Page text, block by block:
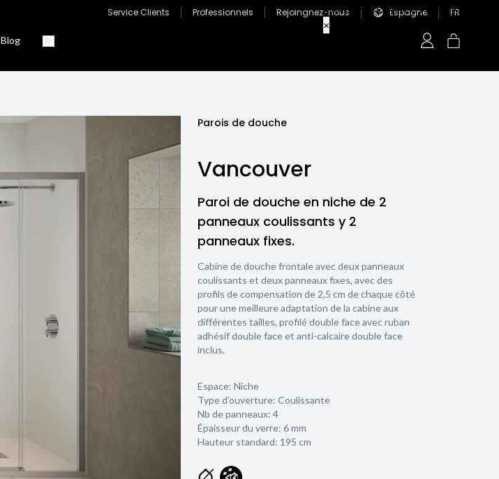
Service Clients Professionnels Rejoingnez-nous Espagne FR
Blog
Parois de douche
Vancouver
Paroi de douche en niche de 2
panneaux coulissants y 2
panneaux fixes.
Cabine de douche frontale avec deux panneaux
coulissants et deux panneaux fixes, avec des
profils de compensation de 2,5 cm de chaque côté
pour une meilleure adaptation de la cabine aux
différentes tailles, profilé double face avec ruban
adhésif double face et anti-calcaire double face
inclus.
Espace: Niche
Type d'ouverture: Coulissante
Nb de panneaux: 4
Épaisseur du verre: 6 mm
Hauteur standard: 195 cm